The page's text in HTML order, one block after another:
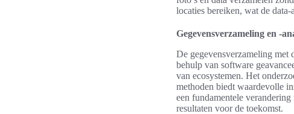
locaties bereiken, wat de
Gegevensverzameling en -
De gegevensverzameling met
behulp van software
van ecosystemen. Het
methoden biedt waardevolle
een fundamentele
resultaten voor de toekomst.